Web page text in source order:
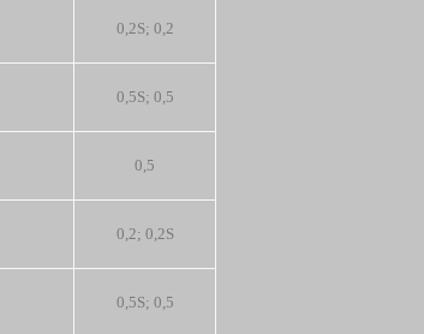
0,2S; 0,2
0,5S; 0,5
0,5
0,2; 0,2S
0,5S; 0,5